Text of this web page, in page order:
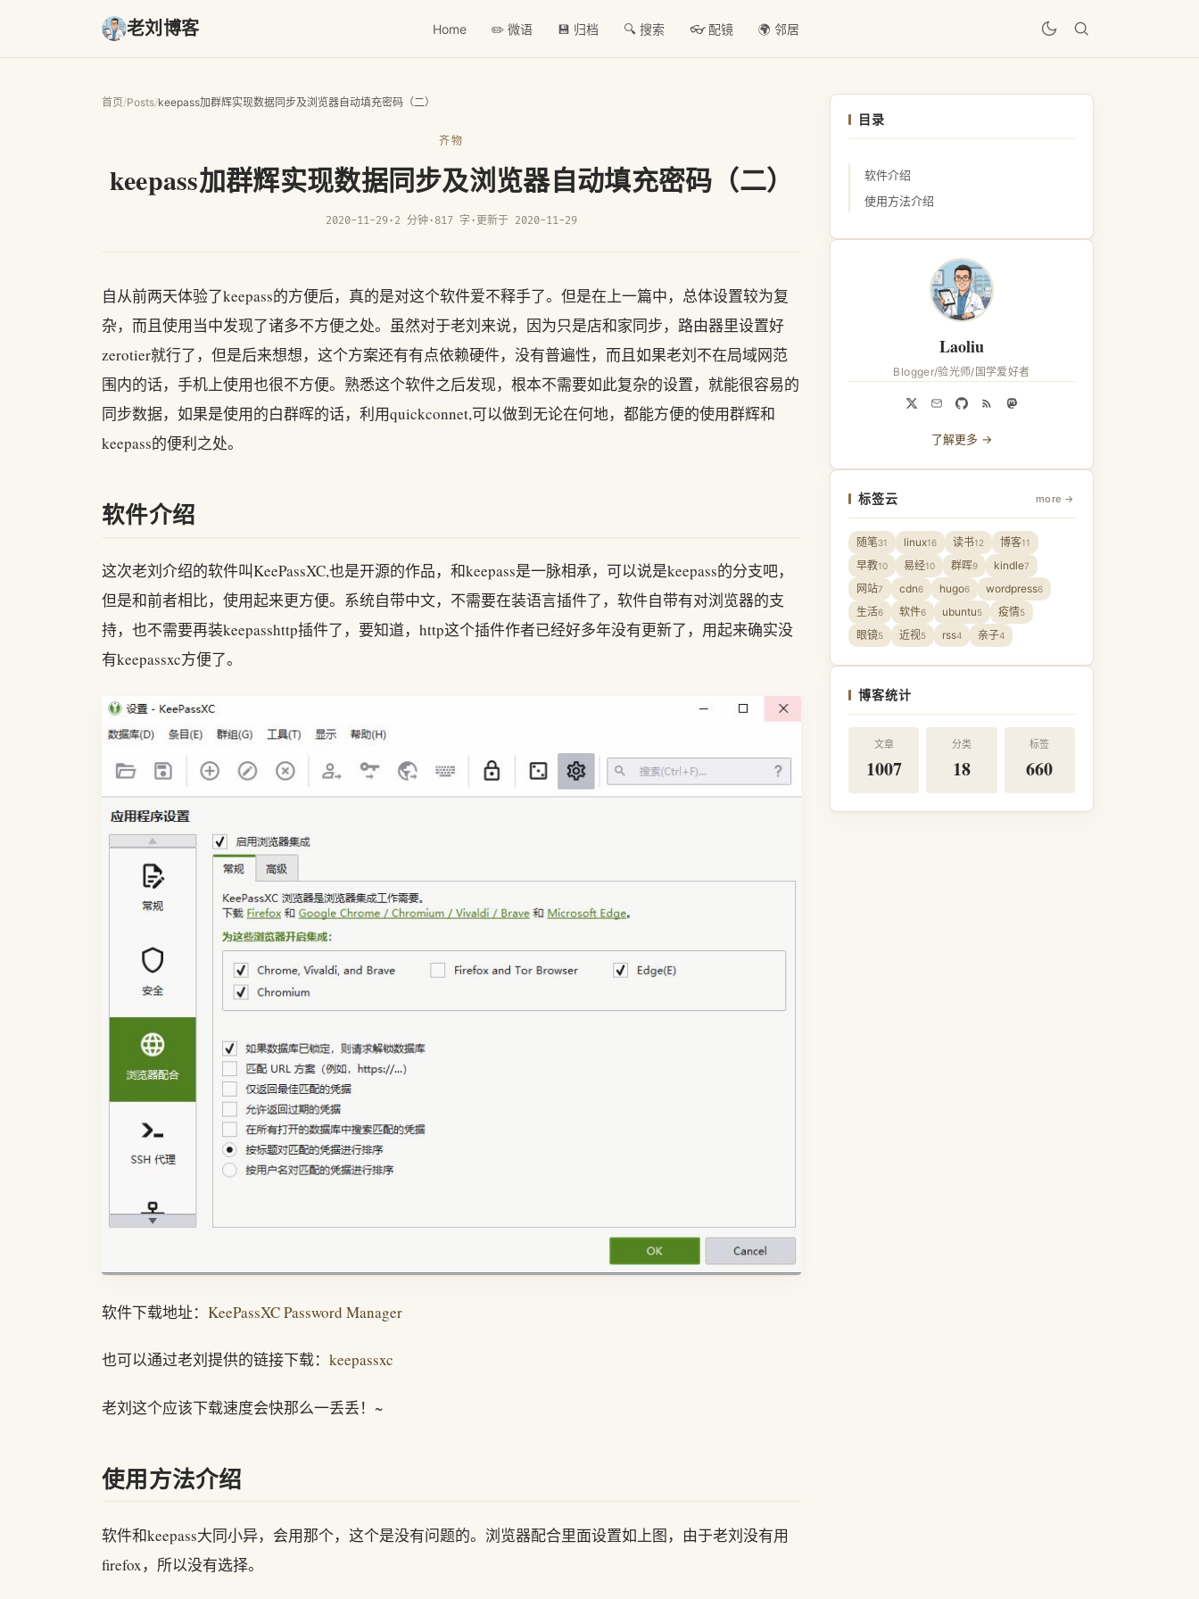
老刘博客 Home ✏️ 微语 💾 归档 🔍 搜索 👓 配镜 🌍 邻居
首页/Posts/keepass加群辉实现数据同步及浏览器自动填充密码（二）
齐物
keepass加群辉实现数据同步及浏览器自动填充密码（二）
2020-11-29· 2 分钟· 817 字 · 更新于 2020-11-29
自从前两天体验了keepass的方便后，真的是对这个软件爱不释手了。但是在上一篇中，总体设置较为复
杂，而且使用当中发现了诸多不方便之处。虽然对于老刘来说，因为只是店和家同步，路由器里设置好
zerotier就行了，但是后来想想，这个方案还有有点依赖硬件，没有普遍性，而且如果老刘不在局域网范
围内的话，手机上使用也很不方便。熟悉这个软件之后发现，根本不需要如此复杂的设置，就能很容易的
同步数据，如果是使用的白群晖的话，利用quickconnet,可以做到无论在何地，都能方便的使用群辉和
keepass的便利之处。
软件介绍
这次老刘介绍的软件叫KeePassXC,也是开源的作品，和keepass是一脉相承，可以说是keepass的分支吧，
但是和前者相比，使用起来更方便。系统自带中文，不需要在装语言插件了，软件自带有对浏览器的支
持，也不需要再装keepasshttp插件了，要知道，http这个插件作者已经好多年没有更新了，用起来确实没
有keepassxc方便了。
软件下载地址： KeePassXC Password Manager
也可以通过老刘提供的链接下载： keepassxc
老刘这个应该下载速度会快那么一丢丢！~
使用方法介绍
软件和keepass大同小异，会用那个，这个是没有问题的。浏览器配合里面设置如上图，由于老刘没有用
firefox，所以没有选择。
Laoliu
Blogger/验光师/国学爱好者
了解更多 →
标签云 more →
随笔31 linux16 读书12 博客11
早教10 易经10 群晖9 kindle7
网站7 cdn6 hugo6 wordpress6
生活6 软件6 ubuntu5 疫情5
眼镜5 近视5 rss4 亲子4
博客统计
文章
1007
分类
18
标签
660
目录
软件介绍
使用方法介绍